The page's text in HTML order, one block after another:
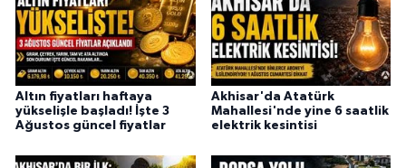
Altın fiyatları haftaya
yükselişle başladı! İşte 3
Ağustos güncel fiyatlar
Akhisar'da Atatürk
Mahallesi'nde yine 6 saatlik
elektrik kesintisi